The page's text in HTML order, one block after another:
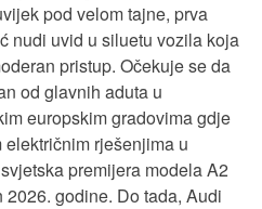
pod velom tajne, prva
nudi uvid u siluetu vozila koja
pristup. Očekuje se da
od glavnih aduta u
europskim gradovima gdje
rješenjima u
premijera modela A2
godine. Do tada, Audi